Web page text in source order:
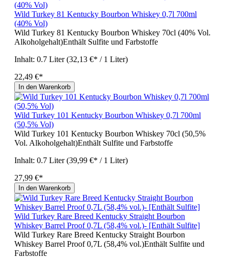
Wild Turkey 81 Kentucky Bourbon Whiskey 0,7l 700ml
(40% Vol)
Wild Turkey 81 Kentucky Bourbon Whiskey 70cl (40% Vol.
Alkoholgehalt)Enthält Sulfite und Farbstoffe
Inhalt: 0.7 Liter(32,13 €* / 1 Liter)
22,49 €*
In den Warenkorb
Wild Turkey 101 Kentucky Bourbon Whiskey 0,7l 700ml
(50,5% Vol)
Wild Turkey 101 Kentucky Bourbon Whiskey 70cl (50,5%
Vol. Alkoholgehalt)Enthält Sulfite und Farbstoffe
Inhalt: 0.7 Liter(39,99 €* / 1 Liter)
27,99 €*
In den Warenkorb
Wild Turkey Rare Breed Kentucky Straight Bourbon
Whiskey Barrel Proof 0,7L (58,4% vol.)- [Enthält Sulfite]
Wild Turkey Rare Breed Kentucky Straight Bourbon
Whiskey Barrel Proof 0,7L (58,4% vol.)Enthält Sulfite und
Farbstoffe